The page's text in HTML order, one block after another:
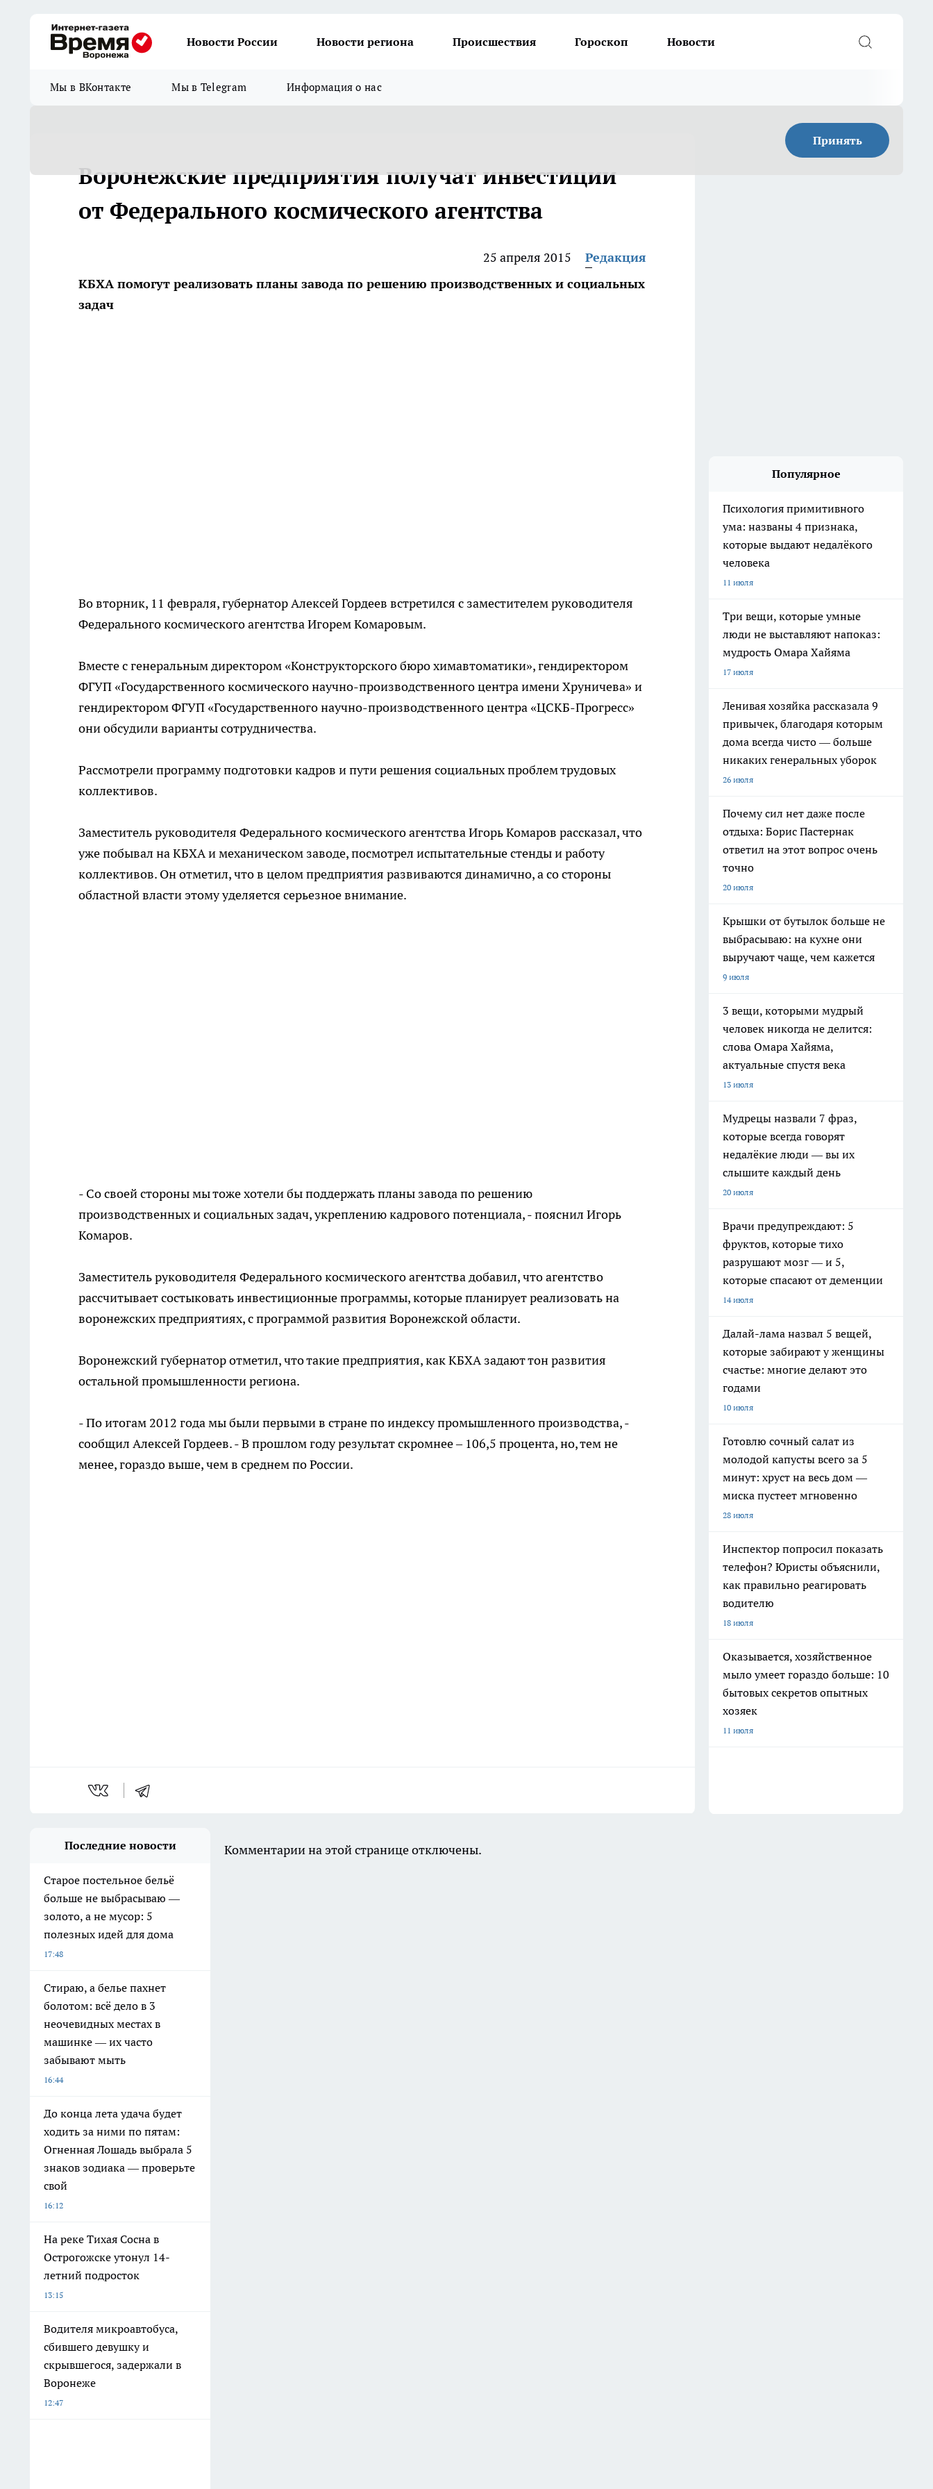
Новости России Новости региона Происшествия Гороскоп Новости
Мы в ВКонтакте Мы в Telegram Информация о нас
Принять
Воронежские предприятия получат инвестиции
от Федерального космического агентства
25 апреля 2015
Редакция
КБХА помогут реализовать планы завода по решению производственных и социальных
задач
Во вторник, 11 февраля, губернатор Алексей Гордеев встретился с заместителем руководителя
Федерального космического агентства Игорем Комаровым.
Вместе с генеральным директором «Конструкторского бюро химавтоматики», гендиректором
ФГУП «Государственного космического научно-производственного центра имени Хруничева» и
гендиректором ФГУП «Государственного научно-производственного центра «ЦСКБ-Прогресс»
они обсудили варианты сотрудничества.
Рассмотрели программу подготовки кадров и пути решения социальных проблем трудовых
коллективов.
Заместитель руководителя Федерального космического агентства Игорь Комаров рассказал, что
уже побывал на КБХА и механическом заводе, посмотрел испытательные стенды и работу
коллективов. Он отметил, что в целом предприятия развиваются динамично, а со стороны
областной власти этому уделяется серьезное внимание.
- Со своей стороны мы тоже хотели бы поддержать планы завода по решению
производственных и социальных задач, укреплению кадрового потенциала, - пояснил Игорь
Комаров.
Заместитель руководителя Федерального космического агентства добавил, что агентство
рассчитывает состыковать инвестиционные программы, которые планирует реализовать на
воронежских предприятиях, с программой развития Воронежской области.
Воронежский губернатор отметил, что такие предприятия, как КБХА задают тон развития
остальной промышленности региона.
- По итогам 2012 года мы были первыми в стране по индексу промышленного производства, -
сообщил Алексей Гордеев. - В прошлом году результат скромнее – 106,5 процента, но, тем не
менее, гораздо выше, чем в среднем по России.
Популярное
Психология примитивного
ума: названы 4 признака,
которые выдают недалёкого
человека
11 июля
Три вещи, которые умные
люди не выставляют напоказ:
мудрость Омара Хайяма
17 июля
Ленивая хозяйка рассказала 9
привычек, благодаря которым
дома всегда чисто — больше
никаких генеральных уборок
26 июля
Почему сил нет даже после
отдыха: Борис Пастернак
ответил на этот вопрос очень
точно
20 июля
Крышки от бутылок больше не
выбрасываю: на кухне они
выручают чаще, чем кажется
9 июля
3 вещи, которыми мудрый
человек никогда не делится:
слова Омара Хайяма,
актуальные спустя века
13 июля
Мудрецы назвали 7 фраз,
которые всегда говорят
недалёкие люди — вы их
слышите каждый день
20 июля
Врачи предупреждают: 5
фруктов, которые тихо
разрушают мозг — и 5,
которые спасают от деменции
14 июля
Далай-лама назвал 5 вещей,
которые забирают у женщины
счастье: многие делают это
годами
10 июля
Готовлю сочный салат из
молодой капусты всего за 5
минут: хруст на весь дом —
миска пустеет мгновенно
28 июля
Инспектор попросил показать
телефон? Юристы объяснили,
как правильно реагировать
водителю
18 июля
Оказывается, хозяйственное
мыло умеет гораздо больше: 10
бытовых секретов опытных
хозяек
11 июля
Последние новости
Старое постельное бельё
больше не выбрасываю —
золото, а не мусор: 5
полезных идей для дома
17:48
Стираю, а белье пахнет
болотом: всё дело в 3
неочевидных местах в
машинке — их часто
забывают мыть
16:44
До конца лета удача будет
ходить за ними по пятам:
Огненная Лошадь выбрала 5
знаков зодиака — проверьте
свой
16:12
На реке Тихая Сосна в
Острогожске утонул 14-
летний подросток
13:15
Водителя микроавтобуса,
сбившего девушку и
скрывшегося, задержали в
Воронеже
12:47
Комментарии на этой странице отключены.